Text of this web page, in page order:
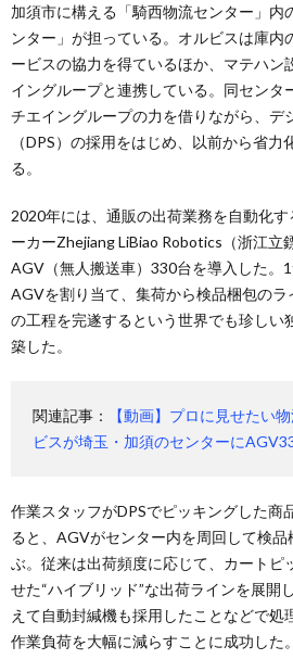
加須市に構える「騎西物流センター」内
ンター」が担っている。オルビスは庫内
ービスの協力を得ているほか、マテハン
イングループと連携している。同センタ
チエイングループの力を借りながら、デ
（DPS）の採用をはじめ、以前から省
る。
2020年には、通販の出荷業務を自動化
ーカーZhejiang LiBiao Robotics（浙江立
AGV（無人搬送車）330台を導入した。
AGVを割り当て、集荷から検品梱包の
の工程を完遂するという世界でも珍しい
築した。
関連記事：
【動画】プロに見せたい
ビスが埼玉・加須のセンターに
作業スタッフがDPSでピッキングした商
ると、AGVがセンター内を周回して検
ぶ。従来は出荷頻度に応じて、カートピ
せた“ハイブリッド”な出荷ラインを展開
えて自動封緘機も採用したことなどで処
作業負荷を大幅に減らすことに成功した。